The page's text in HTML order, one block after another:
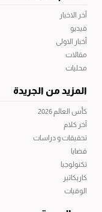
آخر الاخبار
فيديو
أخبار الاولى
مقالات
محليات
المزيد من الجريدة
كأس العالم 2026
آخر كلام
تحقيقات و دراسات
قضايا
تكنولوجيا
كاريكاتير
الوفيات